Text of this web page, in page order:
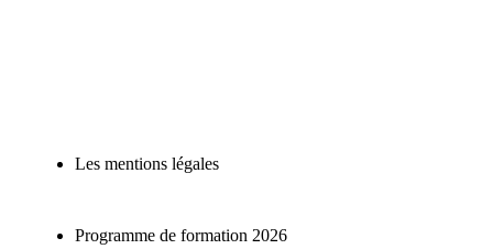
Les mentions légales
Programme de formation 2026